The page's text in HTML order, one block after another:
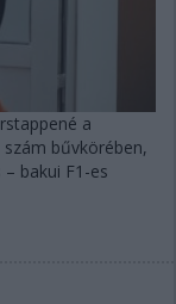
a
bűvkörében,
bakui F1-es